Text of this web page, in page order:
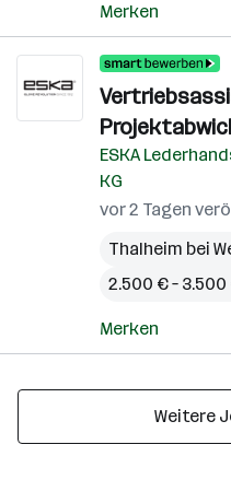
Merken
ESKA
KG
vor 2 Tagen
Thalheim bei
2.500 € –
Merken
Weitere